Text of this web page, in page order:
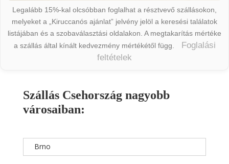
Legalább 15%-kal olcsóbban foglalhat a résztvevő szállásokon,
melyeket a „Kiruccanós ajánlat” jelvény jelöl a keresési találatok
listájában és a szobaválasztási oldalakon. A megtakarítás mértéke
a szállás által kínált kedvezmény mértékétől függ.
Foglalási
feltételek
Szállás Csehország nagyobb
városaiban:
Brno